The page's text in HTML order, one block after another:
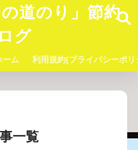
の道のり」節約
グ
ーム 利用規約(プライバシーポリ
一覧